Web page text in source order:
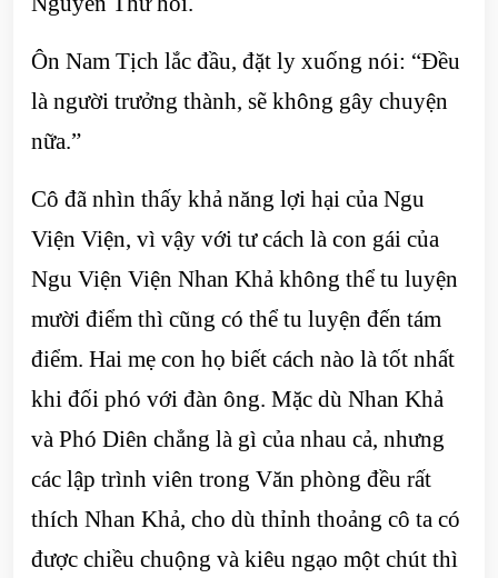
Ôn Nam Tịch lắc đầu, đặt ly xuống nói: “Đều
là người trưởng thành, sẽ không gây chuyện
nữa.”
Cô đã nhìn thấy khả năng lợi hại của Ngu
Viện Viện, vì vậy với tư cách là con gái của
Ngu Viện Viện Nhan Khả không thể tu luyện
mười điểm thì cũng có thể tu luyện đến tám
điểm. Hai mẹ con họ biết cách nào là tốt nhất
khi đối phó với đàn ông. Mặc dù Nhan Khả
và Phó Diên chẳng là gì của nhau cả, nhưng
các lập trình viên trong Văn phòng đều rất
thích Nhan Khả, cho dù thỉnh thoảng cô ta có
được chiều chuộng và kiêu ngạo một chút thì